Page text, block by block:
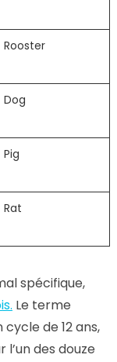
Rooster
Dog
Pig
Rat
spécifique,
Le terme
de 12 ans,
des douze